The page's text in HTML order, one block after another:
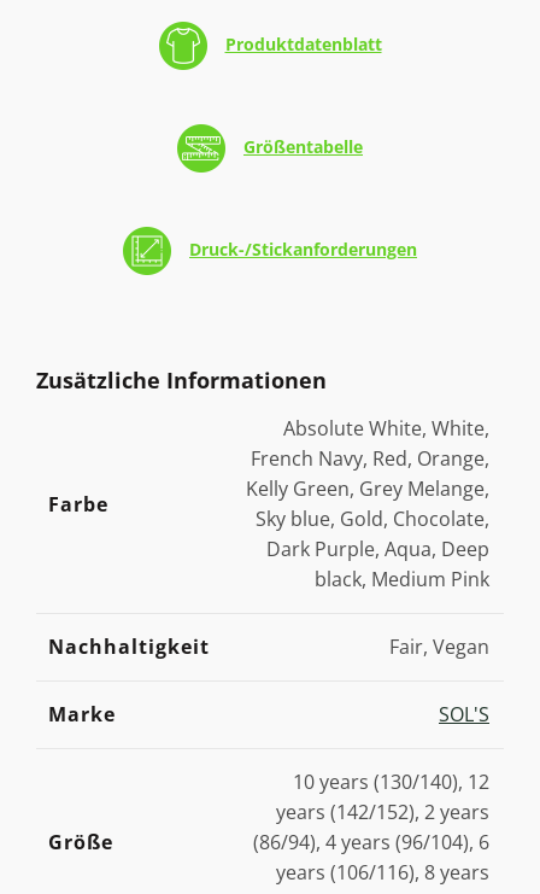
Produktdatenblatt
Größentabelle
Druck-/Stickanforderungen
Zusätzliche Informationen
Farbe
Absolute White, White,
French Navy, Red, Orange,
Kelly Green, Grey Melange,
Sky blue, Gold, Chocolate,
Dark Purple, Aqua, Deep
black, Medium Pink
Nachhaltigkeit Fair, Vegan
Marke SOL'S
Größe
10 years (130/140), 12
years (142/152), 2 years
(86/94), 4 years (96/104), 6
years (106/116), 8 years